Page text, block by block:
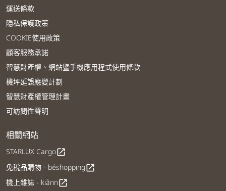
運送條款
隱私保護政策
COOKIE使用政策
顧客服務承諾
智慧財產權、網站暨手機應用程式使用條款
機坪延誤應變計劃
智慧財產權管理計畫
可訪問性聲明
相關網站
STARLUX Cargoopen_in_new
免稅品購物 - béshoppingopen_in_new
機上雜誌 - kiânnopen_in_new